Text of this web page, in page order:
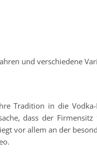
und verschiedene
Tradition in die
dass der
vor allem an der